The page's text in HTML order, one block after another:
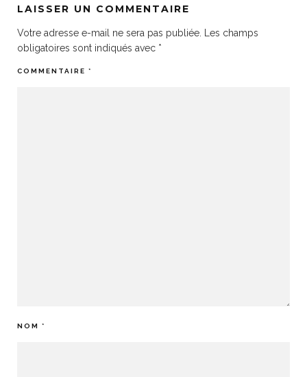
LAISSER UN COMMENTAIRE
Votre adresse e-mail ne sera pas publiée.
Les champs
obligatoires sont indiqués avec *
COMMENTAIRE *
NOM *